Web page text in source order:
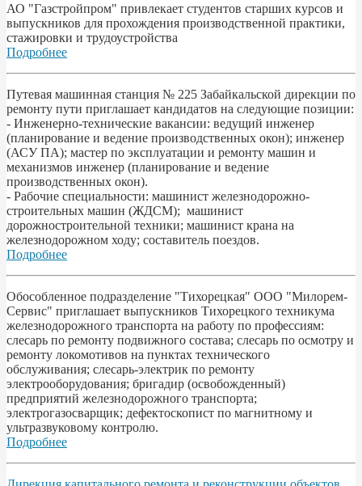
АО "Газстройпром" привлекает студентов старших курсов и
выпускников для прохождения производственной практики,
стажировки и трудоустройства
Подробнее
Путевая машинная станция № 225 Забайкальской дирекции по
ремонту пути приглашает кандидатов на следующие позиции:
- Инженерно-технические вакансии: ведущий инженер
(планирование и ведение производственных окон); инженер
(АСУ ПА); мастер по эксплуатации и ремонту машин и
механизмов инженер (планирование и ведение
производственных окон).
- Рабочие специальности: машинист железнодорожно-
строительных машин (ЖДСМ); машинист
дорожностроительной техники; машинист крана на
железнодорожном ходу; составитель поездов.
Подробнее
Обособленное подразделение "Тихорецкая" ООО "Милорем-
Сервис" приглашает выпускников Тихорецкого техникума
железнодорожного транспорта на работу по профессиям:
слесарь по ремонту подвижного состава; слесарь по осмотру и
ремонту локомотивов на пунктах технического
обслуживания; слесарь-электрик по ремонту
электрооборудования; бригадир (освобожденный)
предприятий железнодорожного транспорта;
электрогазосварщик; дефектоскопист по магнитному и
ультразвуковому контролю.
Подробнее